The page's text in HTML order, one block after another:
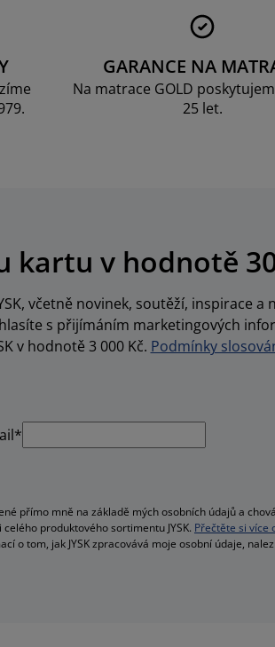
GARANCE NA
Na matrace GOLD
25 let.
kartu v hodnotě
včetně novinek, soutěží, inspirace a
s přijímáním marketingových
v hodnotě 3 000 Kč. Podmínky
přímo mně na základě mých osobních údajů a
produktového sortimentu JYSK. Přečtěte si více
o tom, jak JYSK zpracovává moje osobní údaje,